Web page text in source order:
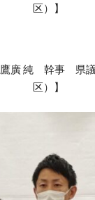
区）】
廣 純 幹事 県
区）】